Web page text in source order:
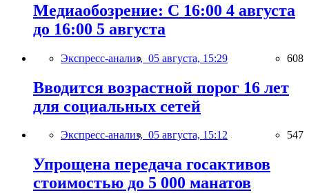
Медиаобозрение: С 16:00 4 августа
до 16:00 5 августа
Экспресс-анализ, 05 августа, 15:29 608
Вводится возрастной порог 16 лет
для социальных сетей
Экспресс-анализ, 05 августа, 15:12 547
Упрощена передача госактивов
стоимостью до 5 000 манатов